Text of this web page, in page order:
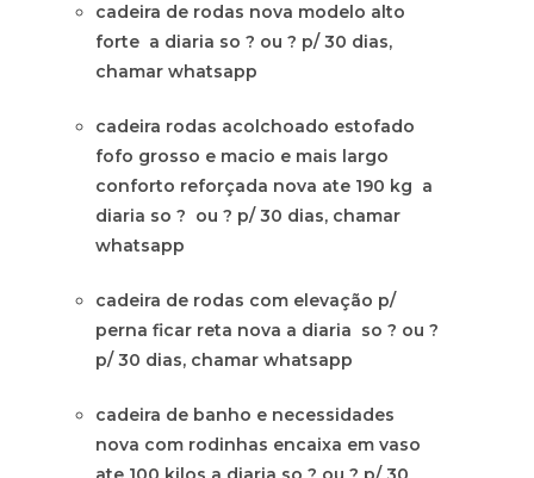
cadeira de rodas nova modelo alto
forte a diaria so ? ou ? p/ 30 dias,
chamar whatsapp
cadeira rodas acolchoado estofado
fofo grosso e macio e mais largo
conforto reforçada nova ate 190 kg a
diaria so ? ou ? p/ 30 dias, chamar
whatsapp
cadeira de rodas com elevação p/
perna ficar reta nova a diaria so ? ou ?
p/ 30 dias, chamar whatsapp
cadeira de banho e necessidades
nova com rodinhas encaixa em vaso